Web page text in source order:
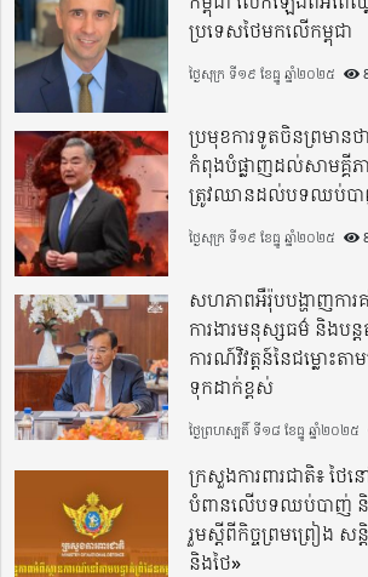
ប្រទេសថៃមកលើកម្ពុជា
ថ្ងៃសុក្រ ទី១៩ ខែធ្នូ ឆ្នាំ២០២៥
ប្រមុខការទូតចិនព្រមានថា
កំពុងបំផ្លាញដល់សាមគ្គីភ
ត្រូវឈានដល់បទឈប់បា
ថ្ងៃសុក្រ ទី១៩ ខែធ្នូ ឆ្នាំ២០២៥
សហភាពអឺរ៉ុបបង្ហាញការគ
ការងារមនុស្សធម៌ និងបន្
ការណ៍វិវត្តន៍នៃជម្លោះ
ទុកដាក់ខ្ពស់
ថ្ងៃព្រហស្បតិ៍ ទី១៨ ខែធ្នូ ឆ្នាំ២០២៥
ក្រសួងការពារជាតិ៖ ថៃ
បំពានលើបទឈប់បាញ់ និ
រួមស្តីពីកិច្ចព្រមព្រៀង សន្តិ
និងថៃ»